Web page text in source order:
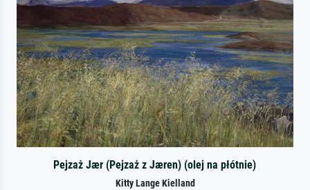
Pejzaż Jær (Pejzaż z Jæren) (olej na płótnie)
Kitty Lange Kielland